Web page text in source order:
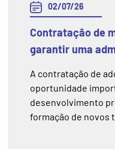
02/07/26
Contratação de
garantir uma
A contratação de
oportunidade
desenvolvimento
formação de novos
atenção às
Saúde e Segurança